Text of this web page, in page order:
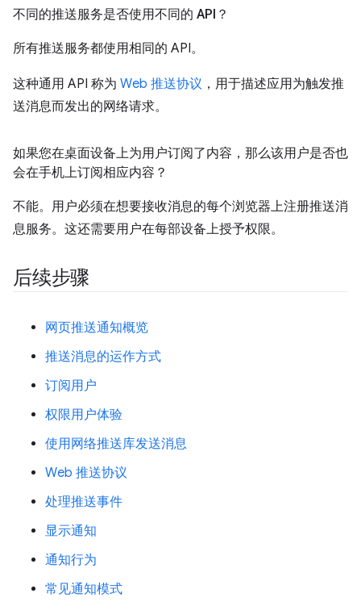
不同的推送服务是否使用不同的 API？
所有推送服务都使用相同的 API。
这种通用 API 称为 Web 推送协议 ，用于描述应用为触发推
送消息而发出的网络请求。
如果您在桌面设备上为用户订阅了内容，那么该用户是否也
会在手机上订阅相应内容？
不能。用户必须在想要接收消息的每个浏览器上注册推送消
息服务。这还需要用户在每部设备上授予权限。
后续步骤
网页推送通知概览
推送消息的运作方式
订阅用户
权限用户体验
使用网络推送库发送消息
Web 推送协议
处理推送事件
显示通知
通知行为
常见通知模式